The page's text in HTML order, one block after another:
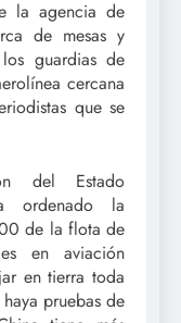
la agencia de
de mesas y
guardias de
cercana
que se
del Estado
ordenado la
de la flota de
en aviación
en tierra toda
pruebas de